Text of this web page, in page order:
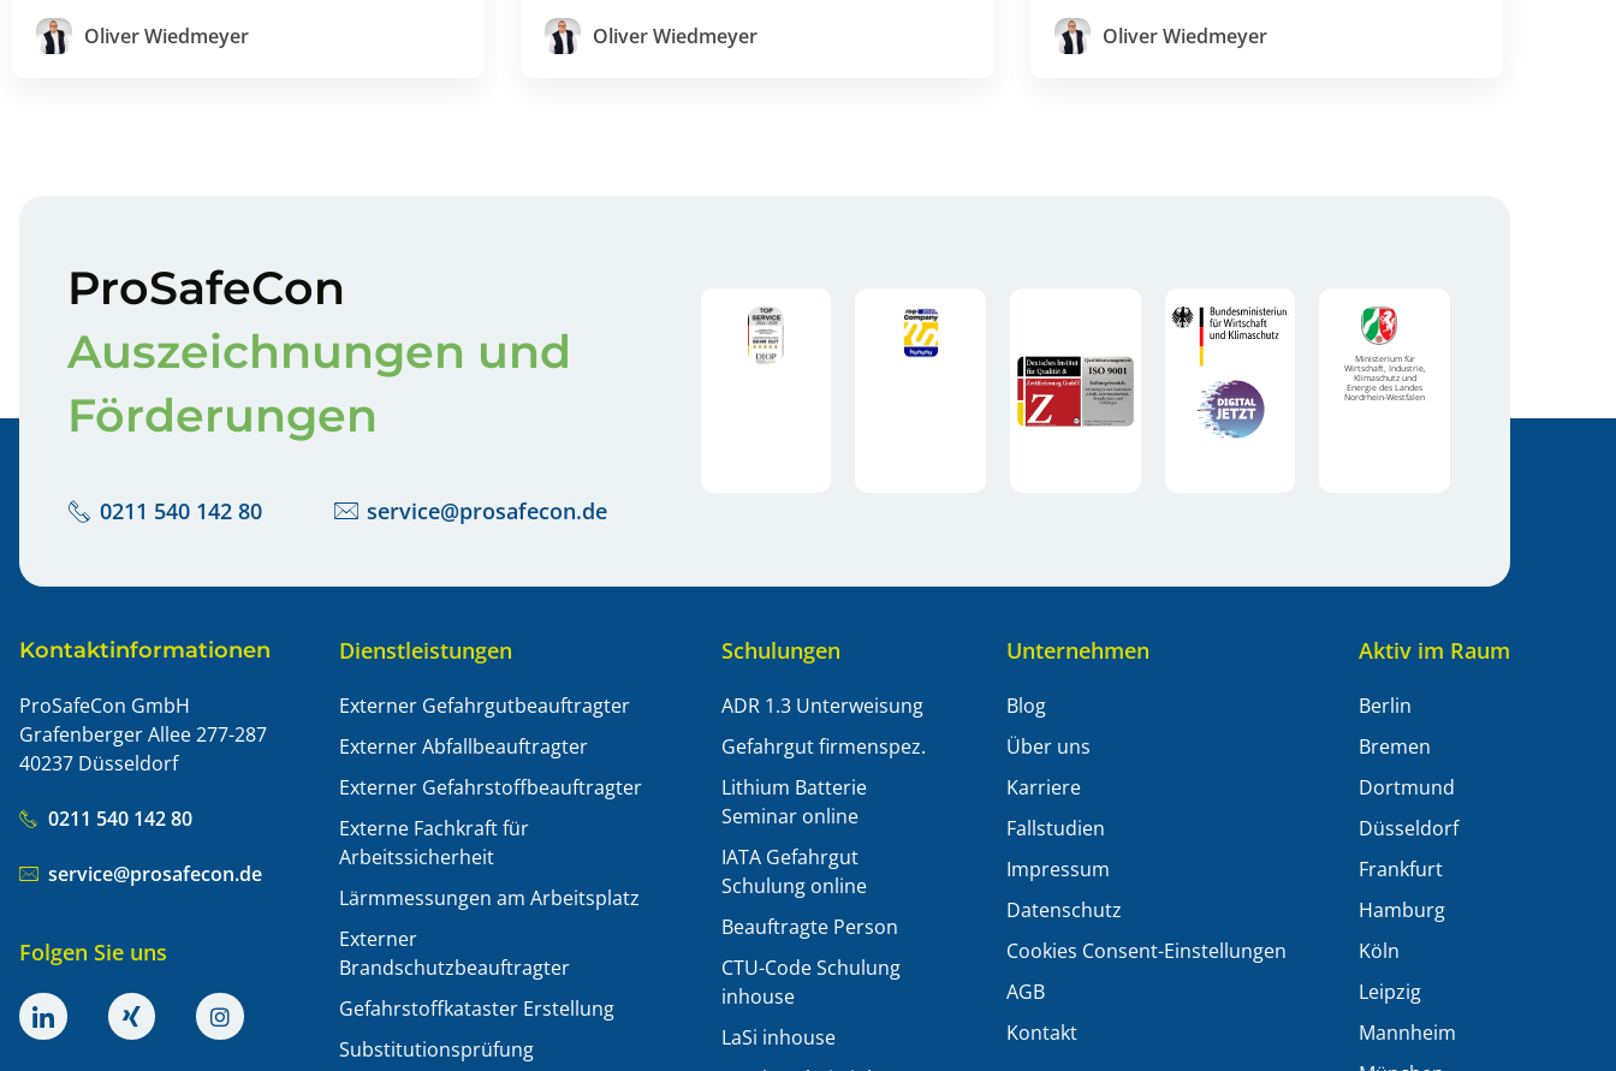
Oliver Wiedmeyer
Oliver Wiedmeyer
Oliver Wiedmeyer
ProSafeCon
Auszeichnungen und
Förderungen
0211 540 142 80 service@prosafecon.de
Ministerium für
Wirtschaft, Industrie,
Klimaschutz und
Energie des Landes
Nordrhein-Westfalen
Kontaktinformationen
ProSafeCon GmbH
Grafenberger Allee 277-287
40237 Düsseldorf
0211 540 142 80
service@prosafecon.de
Folgen Sie uns
Dienstleistungen
Externer Gefahrgutbeauftragter
Externer Abfallbeauftragter
Externer Gefahrstoffbeauftragter
Externe Fachkraft für
Arbeitssicherheit
Lärmmessungen am Arbeitsplatz
Externer
Brandschutzbeauftragter
Gefahrstoffkataster Erstellung
Substitutionsprüfung
Schulungen
ADR 1.3 Unterweisung
Gefahrgut firmenspez.
Lithium Batterie
Seminar online
IATA Gefahrgut
Schulung online
Beauftragte Person
CTU-Code Schulung
inhouse
LaSi inhouse
Unternehmen
Blog
Über uns
Karriere
Fallstudien
Impressum
Datenschutz
Cookies Consent-Einstellungen
AGB
Kontakt
Aktiv im Raum
Berlin
Bremen
Dortmund
Düsseldorf
Frankfurt
Hamburg
Köln
Leipzig
Mannheim